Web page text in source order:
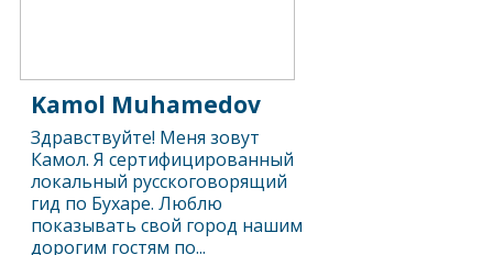
Kamol Muhamedov
Здравствуйте! Меня зовут
Камол. Я сертифицированный
локальный русскоговорящий
гид по Бухаре. Люблю
показывать свой город нашим
дорогим гостям по...